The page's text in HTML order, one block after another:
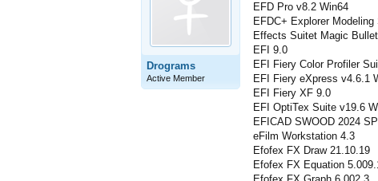
Drograms
Active Member
EFD Pro v8.2 Win64
EFDC+ Explorer
Effects Suitet Magic
EFI 9.0
EFI Fiery Color Profiler
EFI Fiery eXpress v4.6.1
EFI Fiery XF 9.0
EFI OptiTex Suite v19.6
EFICAD SWOOD 2024
eFilm Workstation 4.3
Efofex FX Draw 21.10.19
Efofex FX Equation